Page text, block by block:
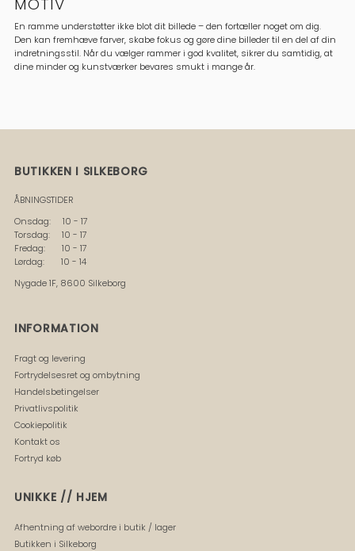
En ramme understøtter ikke blot dit billede – den fortæller noget om dig.
Den kan fremhæve farver, skabe fokus og gøre dine billeder til en del af din
indretningsstil. Når du vælger rammer i god kvalitet, sikrer du samtidig, at
dine minder og kunstværker bevares smukt i mange år.
BUTIKKEN I SILKEBORG
ÅBNINGSTIDER
Onsdag: 10 - 17
Torsdag: 10 - 17
Fredag: 10 - 17
Lørdag: 10 - 14
Nygade 1F, 8600 Silkeborg
INFORMATION
Fragt og levering
Fortrydelsesret og ombytning
Handelsbetingelser
Privatlivspolitik
Cookiepolitik
Kontakt os
Fortryd køb
UNIKKE // HJEM
Afhentning af webordre i butik / lager
Butikken i Silkeborg